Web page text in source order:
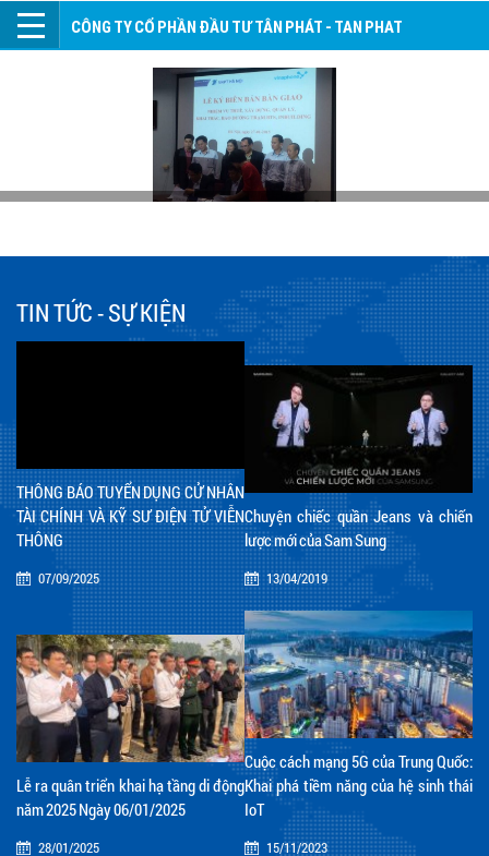
CÔNG TY CỔ PHẦN ĐẦU TƯ TÂN PHÁT - TAN PHAT
INVESTMENT JOINT STOCK COMPANY
TIN TỨC - SỰ KIỆN
THÔNG BÁO TUYỂN DỤNG CỬ NHÂN
TÀI CHÍNH VÀ KỸ SƯ ĐIỆN TỬ VIỄN
THÔNG
07/09/2025
Chuyện chiếc quần Jeans và chiến
lược mới của Sam Sung
13/04/2019
Lễ ra quân triển khai hạ tầng di động
năm 2025 Ngày 06/01/2025
28/01/2025
Cuộc cách mạng 5G của Trung Quốc:
Khai phá tiềm năng của hệ sinh thái
IoT
15/11/2023